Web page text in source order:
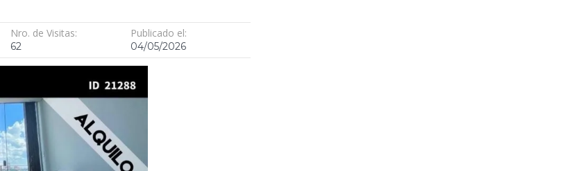
Nro. de Visitas:
62
Publicado el:
04/05/2026